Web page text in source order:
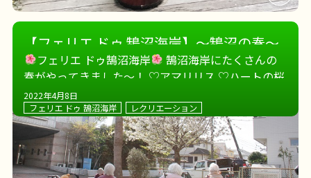
【フェリエ ドゥ 鵠沼海岸】～鵠沼の春～
フェリエ ドゥ鵠沼海岸
鵠沼海岸にたくさんの
春がやってきました～！ ♡アマリリス ♡ハートの桜
♡昨年咲いたチューリップが今年も！ ♡桜とヤシの
木のコラボ ♡ローズマリー
2022年4月8日
フェリエ ドゥ 鵠沼海岸 レクリエーション